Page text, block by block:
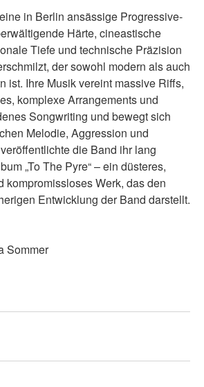
in Berlin ansässige Progressive-
Härte, cineastische
Tiefe und technische Präzision
der sowohl modern als auch
ist. Ihre Musik vereint massive Riffs,
komplexe Arrangements und
Songwriting und bewegt sich
Melodie, Aggression und
die Band ihr lang
„To The Pyre“ – ein düsteres,
kompromissloses Werk, das den
Entwicklung der Band darstellt.
Sommer